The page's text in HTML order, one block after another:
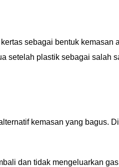
sebagai bentuk kemasan
setelah plastik sebagai salah
kemasan yang bagus.
dan tidak mengeluarkan